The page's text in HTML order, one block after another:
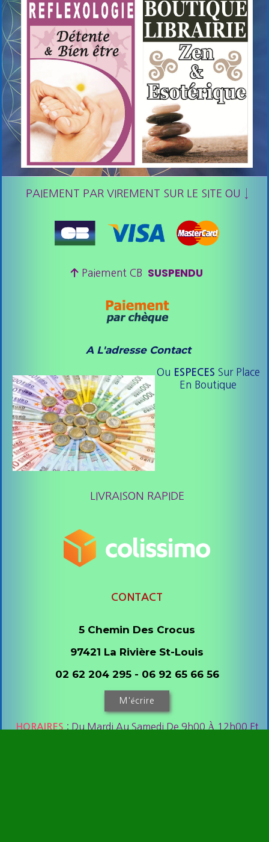
PAIEMENT PAR VIREMENT SUR LE SITE OU ↓
 Paiement CB SUSPENDU
A L'adresse Contact
Ou ESPECES Sur Place
En Boutique
LIVRAISON RAPIDE
CONTACT
5 Chemin Des Crocus
97421 La Rivière St-Louis
02 62 204 295 - 06 92 65 66 56
M'écrire
HORAIRES : Du Mardi Au Samedi De 9h00 À 12h00 Et